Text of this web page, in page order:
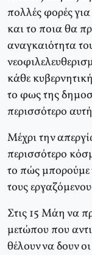
πολλές φορές
και το ποια θα
αναγκαιότητα
κάθε
το φως της
περισσότερο
Mέχρι την
περισσότερο
το πώς
τους
Στις 15 Mάη να
μετώπου που
θέλουν να δουν